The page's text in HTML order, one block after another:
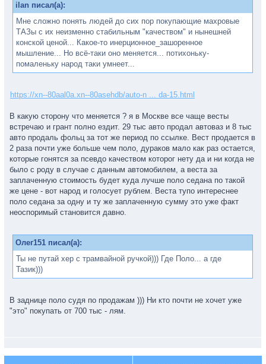
ilan писал(а):
Мне сложно понять людей до сих пор покупающие махровые
ТАЗы с их неизменно стабильным "качеством" и нынешней
конской ценой... Какое-то инерционное_зашоренное
мышление... Но всё-таки оно меняется... потихоньку-
помаленьку народ таки умнеет...
https://xn--80aal0a.xn--80asehdb/auto-n ... da-15.html
В какую сторону что меняется ? я в Москве все чаще весты
встречаю и грант полно ездит. 29 тыс авто продал автоваз и 8 тыс
авто продаль фольц за тот же период по ссылке. Вест продается в
2 раза почти уже больше чем поло, дураков мало как раз остается,
которые гонятся за псевдо качеством которог нету да и ни когда не
было с роду в случае с данным автомобилем, а веста за
заплаченную стоимость будет куда лучше поло седана по такой
же цене - вот народ и голосует рублем. Веста тупо интереснее
поло седана за одну и ту же заплаченную сумму это уже факт
неоспоримый становится давно.
Олег151 писал(а):
Ты не путай хер с трамвайной ручкой))) Где Поло... а где
Тазик)))
В заднице поло судя по продажам ))) Ни кто почти не хочет уже
"это" покупать от 700 тыс - лям.